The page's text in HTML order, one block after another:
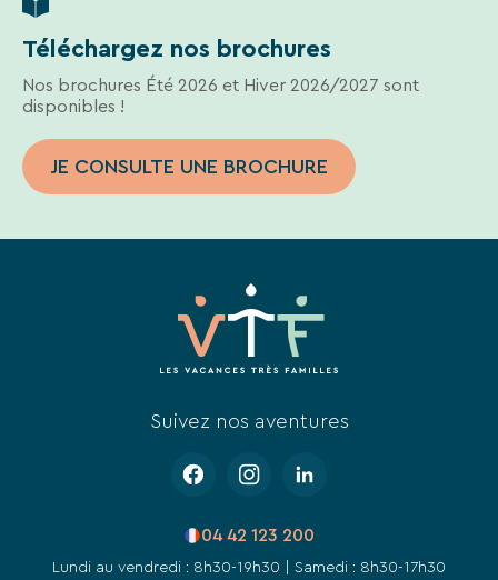
Téléchargez nos brochures
Nos brochures Été 2026 et Hiver 2026/2027 sont
disponibles !
JE CONSULTE UNE BROCHURE
Suivez nos aventures
04 42 123 200
Lundi au vendredi : 8h30-19h30 | Samedi : 8h30-17h30